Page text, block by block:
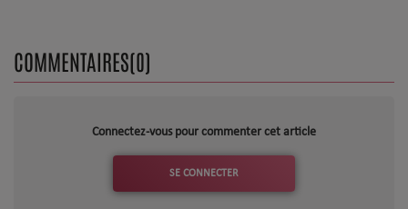
COMMENTAIRES(0)
Connectez-vous pour commenter cet article
SE CONNECTER